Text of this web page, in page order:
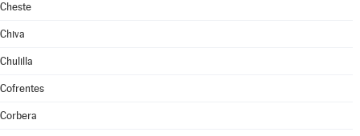
Cheste
Chiva
Chulilla
Cofrentes
Corbera